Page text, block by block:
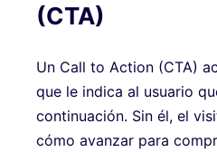
(CTA)
Un Call to Action (CTA)
que le indica al usuario
continuación. Sin él, el
cómo avanzar para